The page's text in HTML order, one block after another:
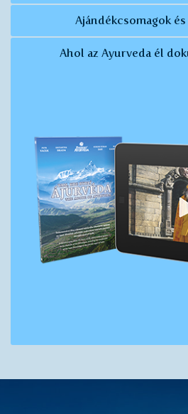
Ajándékcsomagok
Ahol az Ayurveda él